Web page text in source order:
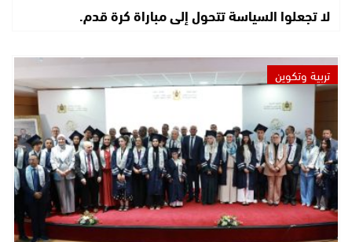
لا تجعلوا السياسة تتحول إلى مباراة كرة قدم.
تربية وتكوين